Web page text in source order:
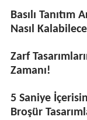
Basılı
Nasıl
Zarf
Zamanı!
5 Saniye
Broşür